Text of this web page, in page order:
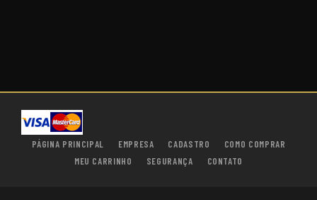
PÁGINA PRINCIPAL EMPRESA CADASTRO
COMO COMPRAR
MEU CARRINHO
SEGURANÇA CONTATO